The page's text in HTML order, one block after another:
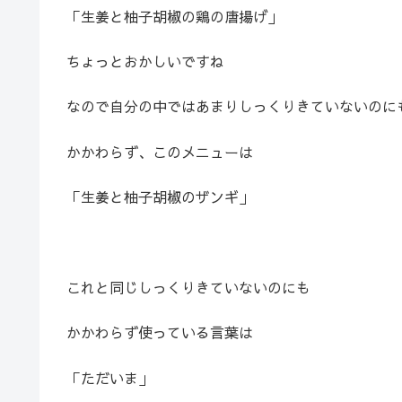
「生姜と柚子胡椒の鶏の唐揚げ」
ちょっとおかしいですね
なので自分の中ではあまりしっくりきていないのに
かかわらず、このメニューは
「生姜と柚子胡椒のザンギ」
これと同じしっくりきていないのにも
かかわらず使っている言葉は
「ただいま」